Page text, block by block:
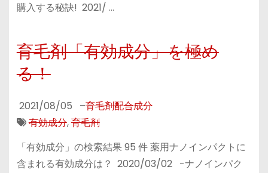
購入する秘訣! 2021/ …
育毛剤「有効成分」を極め
る！
2021/08/05 –育毛剤配合成分
有効成分,育毛剤
「有効成分」の検索結果 95 件 薬用ナノインパクトに
含まれる有効成分は？ 2020/03/02 -ナノインパク